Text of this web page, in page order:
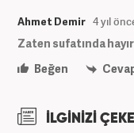
Ahmet Demir 4 yıl
Zaten sufatında
Beğen
İLGİNİZİ